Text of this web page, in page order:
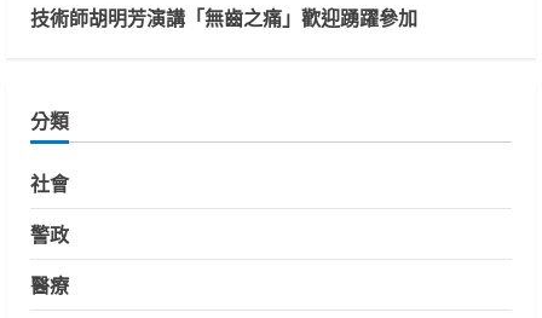
技術師胡明芳演講「無齒之痛」歡迎踴躍參加
分類
社會
警政
醫療